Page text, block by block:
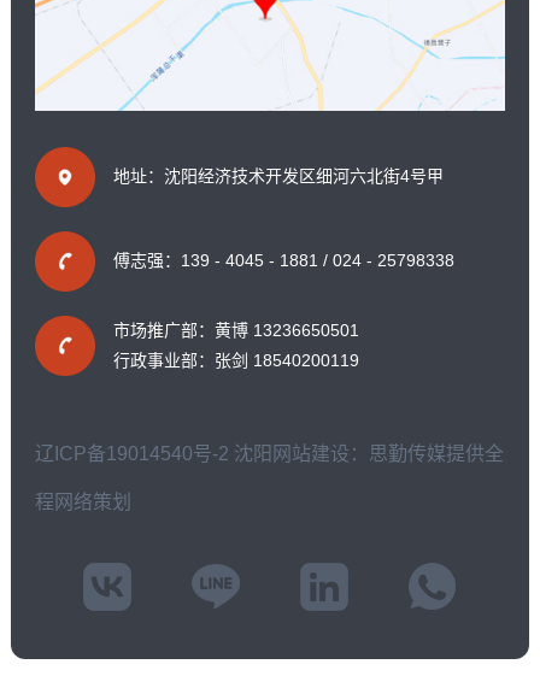
地址：沈阳经济技术开发区细河六北街4号甲
傅志强：139 - 4045 - 1881 / 024 - 25798338
市场推广部：黄博 13236650501
行政事业部：张剑 18540200119
辽ICP备19014540号-2 沈阳网站建设：思勤传媒提供全
程网络策划